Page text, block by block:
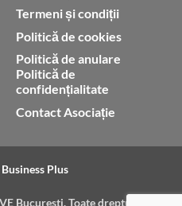
Termeni și condiții
Politică de cookies
Politică de anulare
Politică de
confidențialitate
Contact Asociație
Business Plus
Bucuresti. Toate drepturile